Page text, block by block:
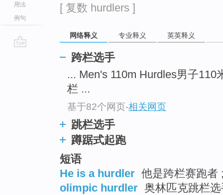
用法
例句
[ 复数 hurdlers ]
网络释义 专业释义 英英释义
跨栏选手
... Men's 110m Hurdles男子110
栏 ...
基于82个网页-相关网页
跳栏选手
蹲踞式起跑
短语
He is a hurdler 他是跨栏赛跑者
olimpic hurdler 奥林匹克跳栏